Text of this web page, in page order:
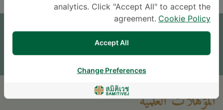
موعد
اترك سؤالاً
* The Patient Support Team will reply to your inquiry
المؤهلات العلمية
analytics. Click "Accept All" to accept the
agreement. Cookie Policy
Accept All
Change Preferences